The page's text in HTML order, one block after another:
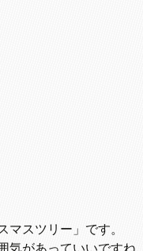
マスツリー」です。
気があっていいですね。